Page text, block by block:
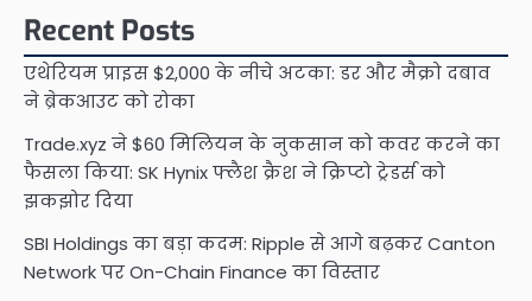
Recent Posts
एथेरियम प्राइस $2,000 के नीचे अटका: डर और मैक्रो दबाव
ने ब्रेकआउट को रोका
Trade.xyz ने $60 मिलियन के नुकसान को कवर करने का
फैसला किया: SK Hynix फ्लैश क्रैश ने क्रिप्टो ट्रेडर्स को
झकझोर दिया
SBI Holdings का बड़ा कदम: Ripple से आगे बढ़कर Canton
Network पर On-Chain Finance का विस्तार